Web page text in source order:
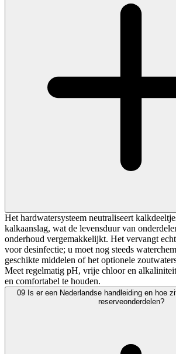
Het hardwatersysteem neutraliseert
kalkaanslag, wat de levensduur van
onderhoud vergemakkelijkt. Het vervangt
voor desinfectie; u moet nog steeds
geschikte middelen of het optionele
Meet regelmatig pH, vrije chloor en
en comfortabel te houden.
09 Is er een Nederlandse handleiding en hoe
reserveonderdelen?